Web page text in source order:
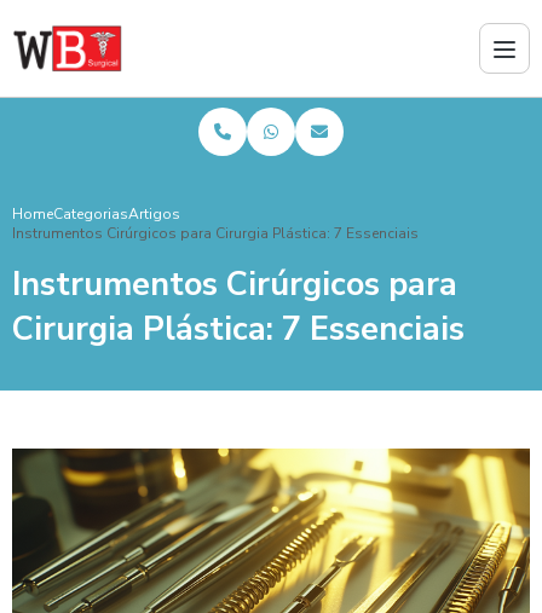
HomeCategoriasArtigos
Instrumentos Cirúrgicos para Cirurgia Plástica: 7 Essenciais
Instrumentos Cirúrgicos para
Cirurgia Plástica: 7 Essenciais